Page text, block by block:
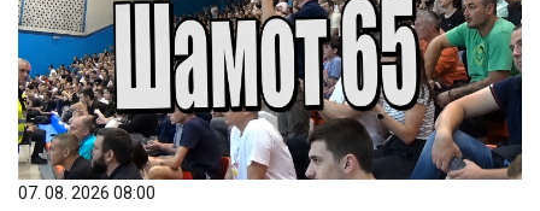
07. 08. 2026 08:00